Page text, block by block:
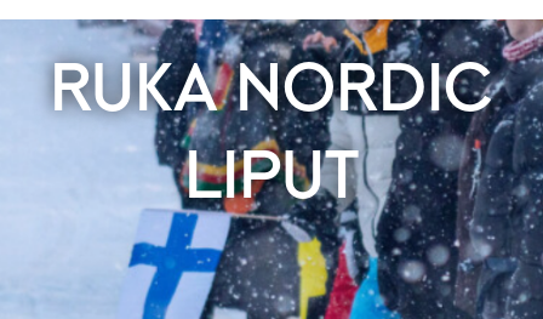
RUKA NORDIC
LIPUT